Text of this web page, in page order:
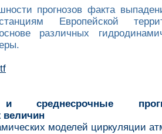
прогнозов факта
Европейской
различных
и среднесрочные
величин
моделей циркуляции